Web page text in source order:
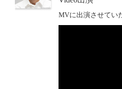
MVに出演させてい